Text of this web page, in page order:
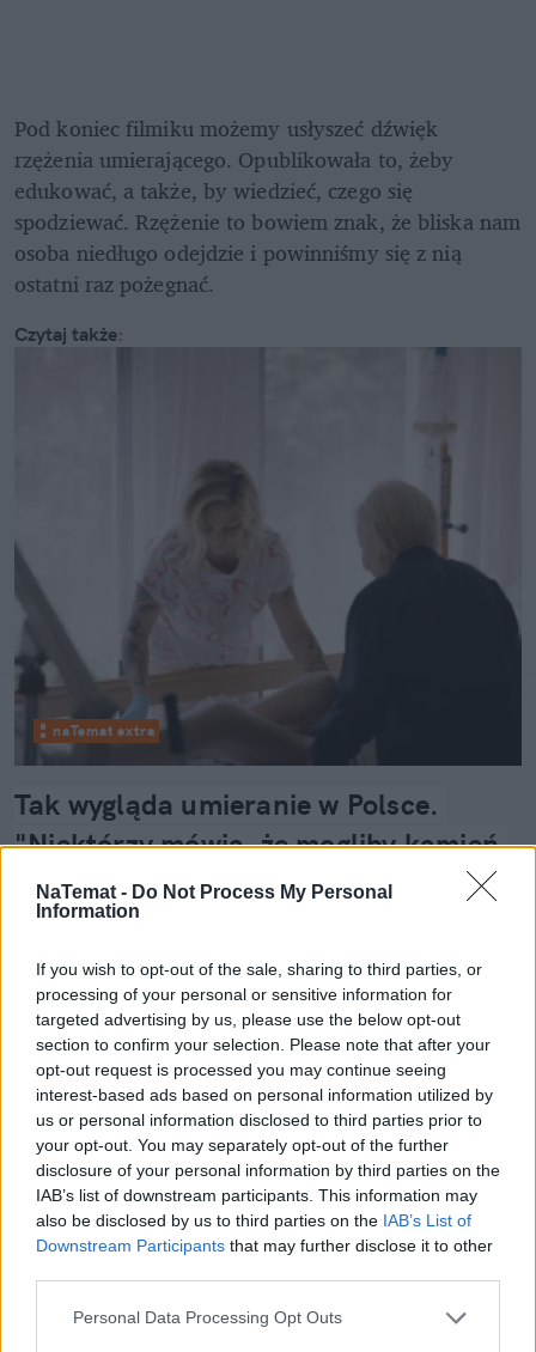
NaTemat - Do Not Process My Personal
Information
If you wish to opt-out of the sale, sharing to third parties, or
processing of your personal or sensitive information for
targeted advertising by us, please use the below opt-out
section to confirm your selection. Please note that after your
opt-out request is processed you may continue seeing
interest-based ads based on personal information utilized by
us or personal information disclosed to third parties prior to
your opt-out. You may separately opt-out of the further
disclosure of your personal information by third parties on the
IAB’s list of downstream participants. This information may
also be disclosed by us to third parties on the IAB’s List of
Downstream Participants that may further disclose it to other
Personal Data Processing Opt Outs
Pod koniec filmiku możemy usłyszeć dźwięk
rzężenia umierającego. Opublikowała to, żeby
edukować, a także, by wiedzieć, czego się
spodziewać. Rzężenie to bowiem znak, że bliska nam
osoba niedługo odejdzie i powinniśmy się z nią
ostatni raz pożegnać.
Czytaj także:
naTemat extra
Tak wygląda umieranie w Polsce.
"Niektórzy mówią, że mogliby kamień
zjeść, żeby tylko nie bolało"
Nie przegap żadnej ważnej wiadomości i
obserwuj nas w Google News!
Więcej:
Śmierć Lekarze TikTok
Bartosz Godziński